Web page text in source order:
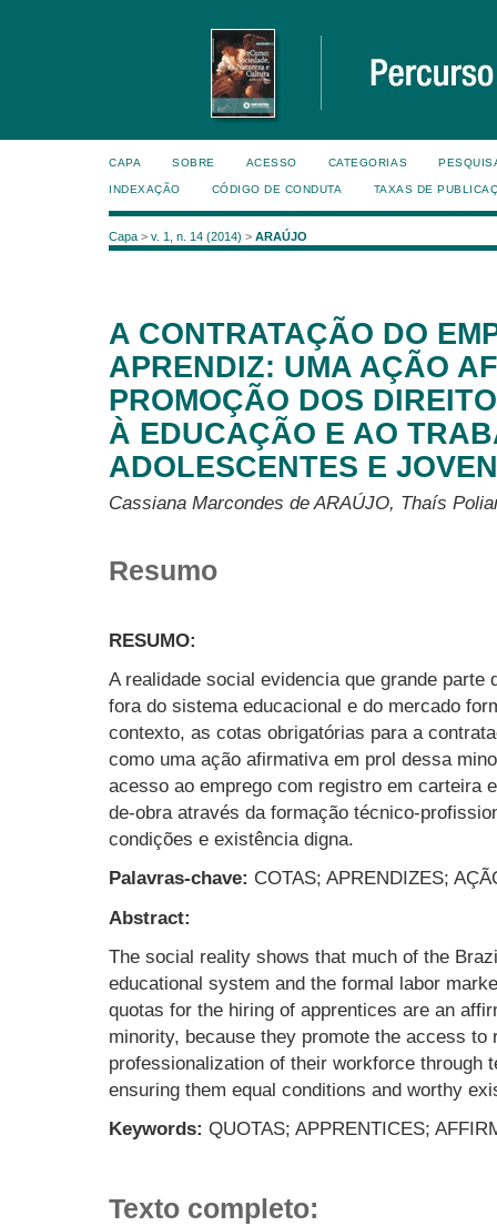
CAPA SOBRE ACESSO CATEGORIAS
INDEXAÇÃO CÓDIGO DE CONDUTA TAXAS DE
Capa > v. 1, n. 14 (2014) > ARAÚJO
A CONTRATAÇÃO DO
APRENDIZ: UMA AÇÃO
PROMOÇÃO DOS
À EDUCAÇÃO E AO
ADOLESCENTES E
Cassiana Marcondes de ARAÚJO, Thaís
Resumo
RESUMO:
A realidade social evidencia que grande
fora do sistema educacional e do mercado
contexto, as cotas obrigatórias para a
como uma ação afirmativa em prol dessa
acesso ao emprego com registro em carteira
de-obra através da formação técnico-
condições e existência digna.
Palavras-chave: COTAS; APRENDIZES;
Abstract:
The social reality shows that much of the
educational system and the formal labor
quotas for the hiring of apprentices are an
minority, because they promote the access to
professionalization of their workforce through
ensuring them equal conditions and worthy
Keywords: QUOTAS; APPRENTICES;
Texto completo: